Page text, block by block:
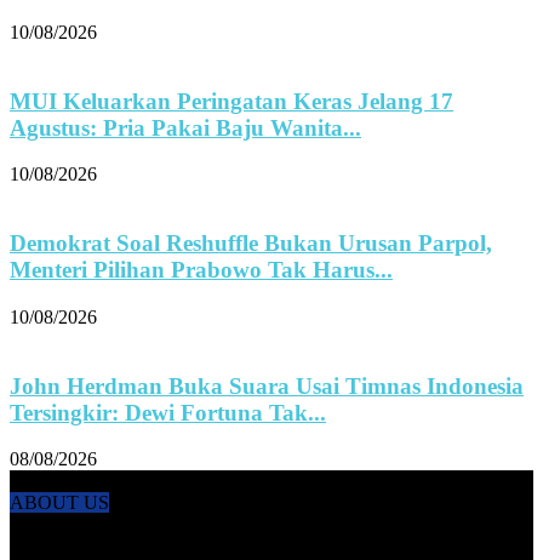
10/08/2026
MUI Keluarkan Peringatan Keras Jelang 17
Agustus: Pria Pakai Baju Wanita...
10/08/2026
Demokrat Soal Reshuffle Bukan Urusan Parpol,
Menteri Pilihan Prabowo Tak Harus...
10/08/2026
John Herdman Buka Suara Usai Timnas Indonesia
Tersingkir: Dewi Fortuna Tak...
08/08/2026
ABOUT US